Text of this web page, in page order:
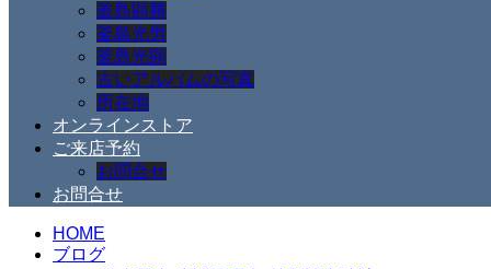
釜島顕勝
釜島光男
釜島光顕
古いアルバムの写真
所在地
オンラインストア
ご来店予約
お問合せ
お問合せ
HOME
ブログ